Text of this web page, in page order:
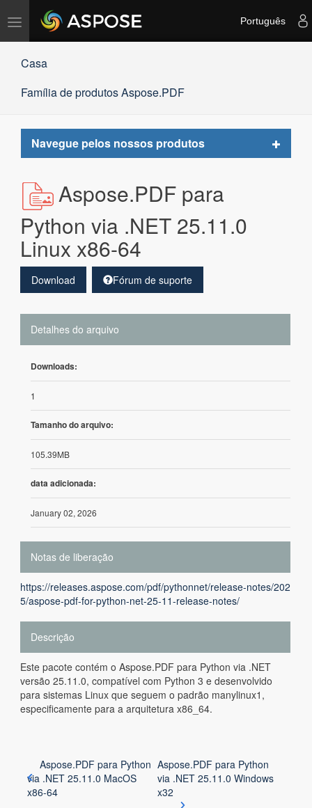
Alternar
navegação
Português
Casa
Família de produtos Aspose.PDF
Navegue pelos nossos produtos
Toggle
Aspose.PDF para
Python via .NET 25.11.0
Linux x86-64
Download Fórum de suporte
Detalhes do arquivo
Downloads:
1
Tamanho do arquivo:
105.39MB
data adicionada:
January 02, 2026
Notas de liberação
https://releases.aspose.com/pdf/pythonnet/release-notes/202
5/aspose-pdf-for-python-net-25-11-release-notes/
Descrição
Este pacote contém o Aspose.PDF para Python via .NET
versão 25.11.0, compatível com Python 3 e desenvolvido
para sistemas Linux que seguem o padrão manylinux1,
especificamente para a arquitetura x86_64.
Aspose.PDF para Python
via .NET 25.11.0 MacOS
x86-64
Aspose.PDF para Python
via .NET 25.11.0 Windows
x32